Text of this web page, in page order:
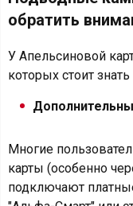
обратить
У Апельсиновой
которых стоит
Многие
карты (особенно
подключают